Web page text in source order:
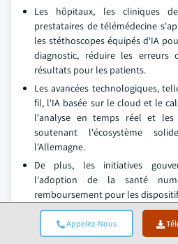
Appelez-Nous
Les hôpitaux, les cliniques
prestataires de télémédecine
les stéthoscopes équipés d'IA
diagnostic, réduire les erreurs
résultats pour les patients.
Les avancées technologiques,
fil, l'IA basée sur le cloud et le
l'analyse en temps réel et les
soutenant l'écosystème
l'Allemagne.
De plus, les initiatives
l'adoption de la santé
remboursement pour les
et les investissements significatifs
locales et multinationales
du marché.